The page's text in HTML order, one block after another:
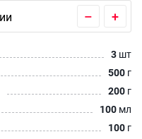
– +
3 шт
500 г
200 г
100 мл
100 г